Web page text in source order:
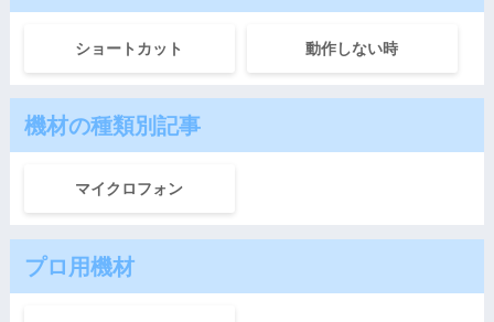
ショートカット 動作しない時
機材の種類別記事
マイクロフォン
プロ用機材